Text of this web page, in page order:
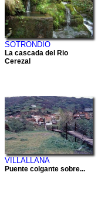
SOTRONDIO
La cascada del Rio
Cerezal
VILLALLANA
Puente colgante sobre...